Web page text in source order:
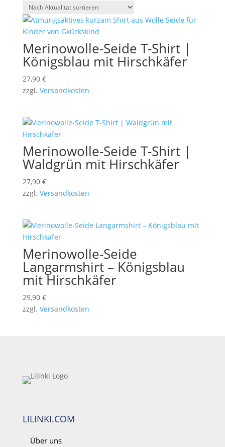
sortiert
Merinowolle-Seide T-Shirt |
Königsblau mit Hirschkäfer
27,90 €
zzgl. Versandkosten
Merinowolle-Seide T-Shirt |
Waldgrün mit Hirschkäfer
27,90 €
zzgl. Versandkosten
Merinowolle-Seide
Langarmshirt – Königsblau
mit Hirschkäfer
29,90 €
zzgl. Versandkosten
LILINKI.COM
Über uns